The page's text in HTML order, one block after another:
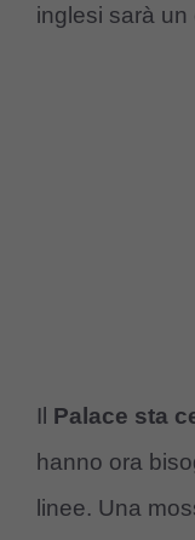
inglesi sarà
Il Palace sta
hanno ora
linee. Una